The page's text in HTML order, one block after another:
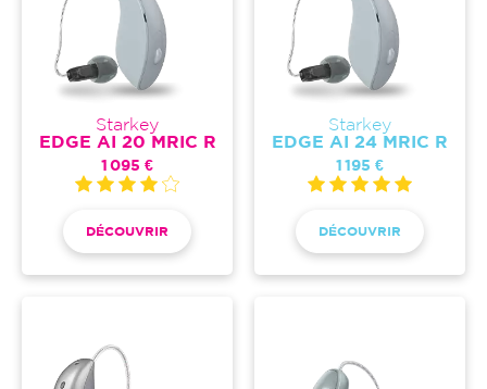
Starkey
EDGE AI 20 MRIC R
1 095 €
DÉCOUVRIR
Starkey
EDGE AI 24 MRIC R
1 195 €
DÉCOUVRIR